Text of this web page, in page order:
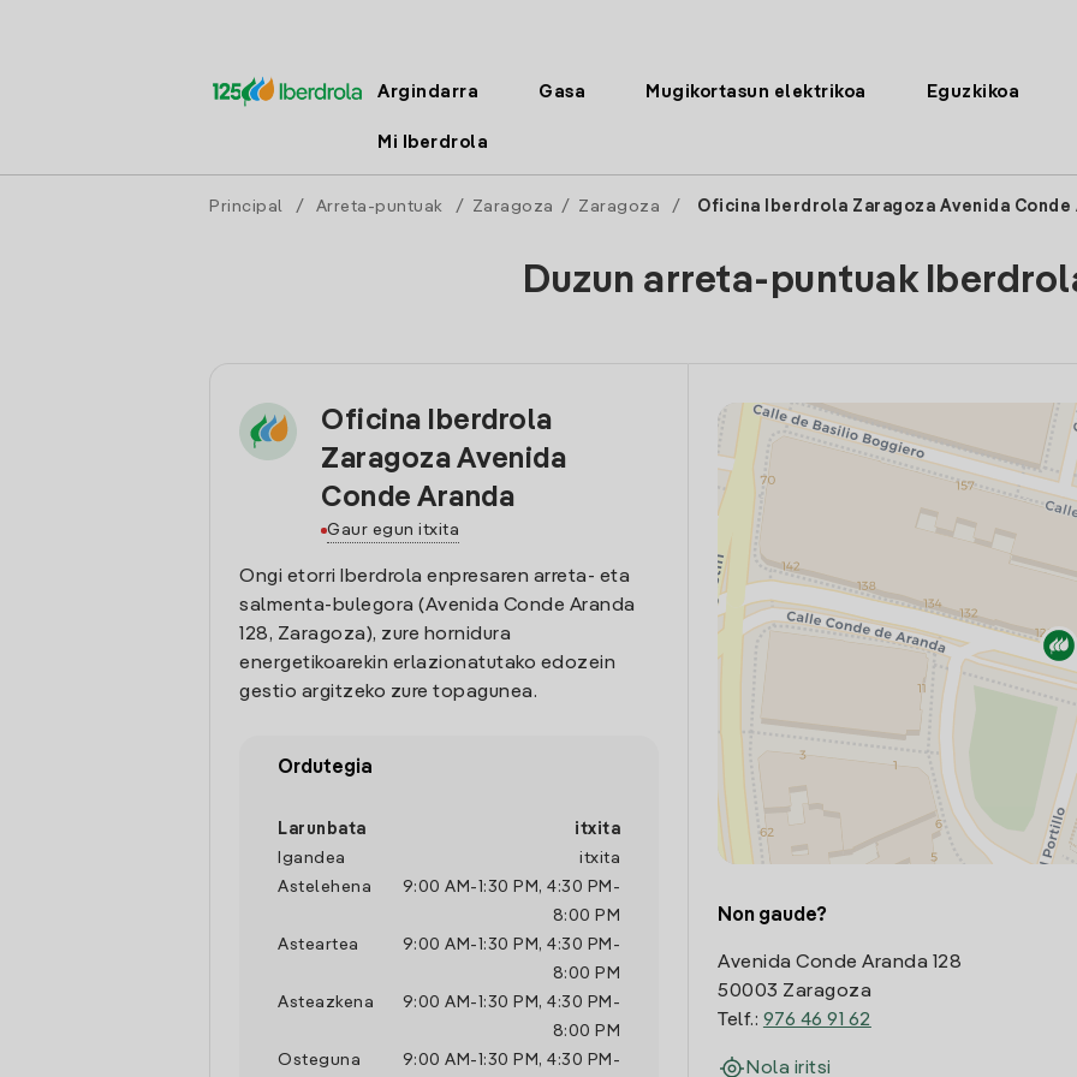
Argindarra Gasa Mugikortasun elektrikoa Eguzkikoa
Mi Iberdrola
Principal / Arreta-puntuak / Zaragoza / Zaragoza / Oficina Iberdrola Zaragoza Avenida Conde
Duzun arreta-puntuak
Oficina Iberdrola
Zaragoza Avenida
Conde Aranda
Gaur egun itxita
Ongi etorri Iberdrola enpresaren arreta- eta
salmenta-bulegora (Avenida Conde Aranda
128, Zaragoza), zure hornidura
energetikoarekin erlazionatutako edozein
gestio argitzeko zure topagunea.
Ordutegia
Larunbata
itxita
Igandea
itxita
Astelehena
9:00 AM - 1:30 PM , 4:30 PM -
8:00 PM
Asteartea
9:00 AM - 1:30 PM , 4:30 PM -
8:00 PM
Asteazkena
9:00 AM - 1:30 PM , 4:30 PM -
8:00 PM
Osteguna
9:00 AM - 1:30 PM , 4:30 PM -
Non gaude?
Avenida Conde Aranda 128
50003 Zaragoza
Telf.: 976 46 91 62
Nola iritsi